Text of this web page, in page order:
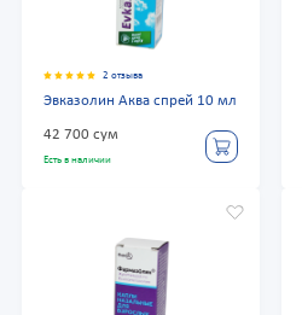
2 отзыва
Эвказолин Аква спрей 10 мл
42 700 сум
Есть в наличии